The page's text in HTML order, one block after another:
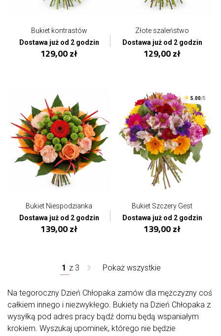
Bukiet kontrastów
Dostawa już od 2 godzin
129,00 zł
Złote szaleństwo
Dostawa już od 2 godzin
129,00 zł
Bukiet Niespodzianka
Dostawa już od 2 godzin
139,00 zł
5.00/5
Bukiet Szczery Gest
Dostawa już od 2 godzin
139,00 zł
1 z 3 Pokaż wszystkie
Na tegoroczny Dzień Chłopaka zamów dla mężczyzny coś
całkiem innego i niezwykłego. Bukiety na Dzień Chłopaka z
wysyłką pod adres pracy bądź domu będą wspaniałym
krokiem. Wyszukaj upominek, którego nie będzie